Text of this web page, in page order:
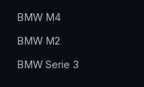
BMW M4
BMW M2
BMW Serie 3